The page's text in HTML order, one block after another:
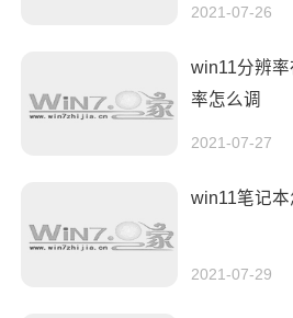
2021-07-26
win11分辨
率怎么调
2021-07-27
win11笔记
2021-07-29